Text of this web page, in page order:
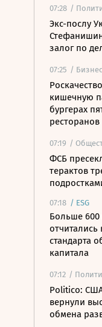
07:28 /
Экс-послу
залог по
07:25 / Бизнес
кишечную
бургерах
ресторанов
07:19 /
ФСБ
терактов
07:18 / ESG
Больше
отчитались
стандарта
капитала
07:12 /
Politico:
вернули
обмена